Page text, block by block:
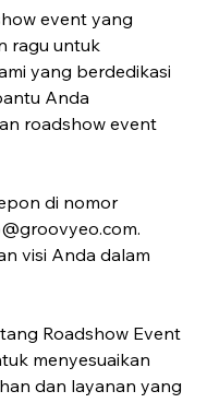
event yang
ragu untuk
yang berdedikasi
Anda
roadshow event
di nomor
visi Anda dalam
Roadshow Event
menyesuaikan
dan layanan yang